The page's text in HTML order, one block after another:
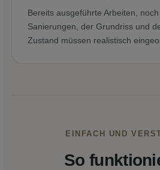
Bereits ausgeführte Arbeiten,
Sanierungen, der Grundriss und
Zustand müssen realistisch
EINFACH UND
So